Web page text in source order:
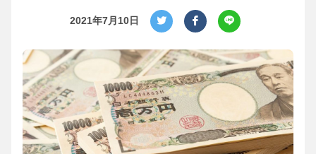
2021年7月10日